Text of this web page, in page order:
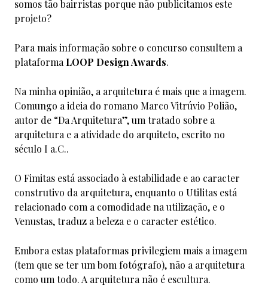
somos tão bairristas porque não publicitamos este
projeto?
Para mais informação sobre o concurso consultem a
plataforma LOOP Design Awards.
Na minha opinião, a arquitetura é mais que a imagem.
Comungo a ideia do romano Marco Vitrúvio Polião,
autor de “Da Arquitetura”, um tratado sobre a
arquitetura e a atividade do arquiteto, escrito no
século I a.C..
O Fimitas está associado à estabilidade e ao caracter
construtivo da arquitetura, enquanto o Utilitas está
relacionado com a comodidade na utilização, e o
Venustas, traduz a beleza e o caracter estético.
Embora estas plataformas privilegiem mais a imagem
(tem que se ter um bom fotógrafo), não a arquitetura
como um todo. A arquitetura não é escultura.